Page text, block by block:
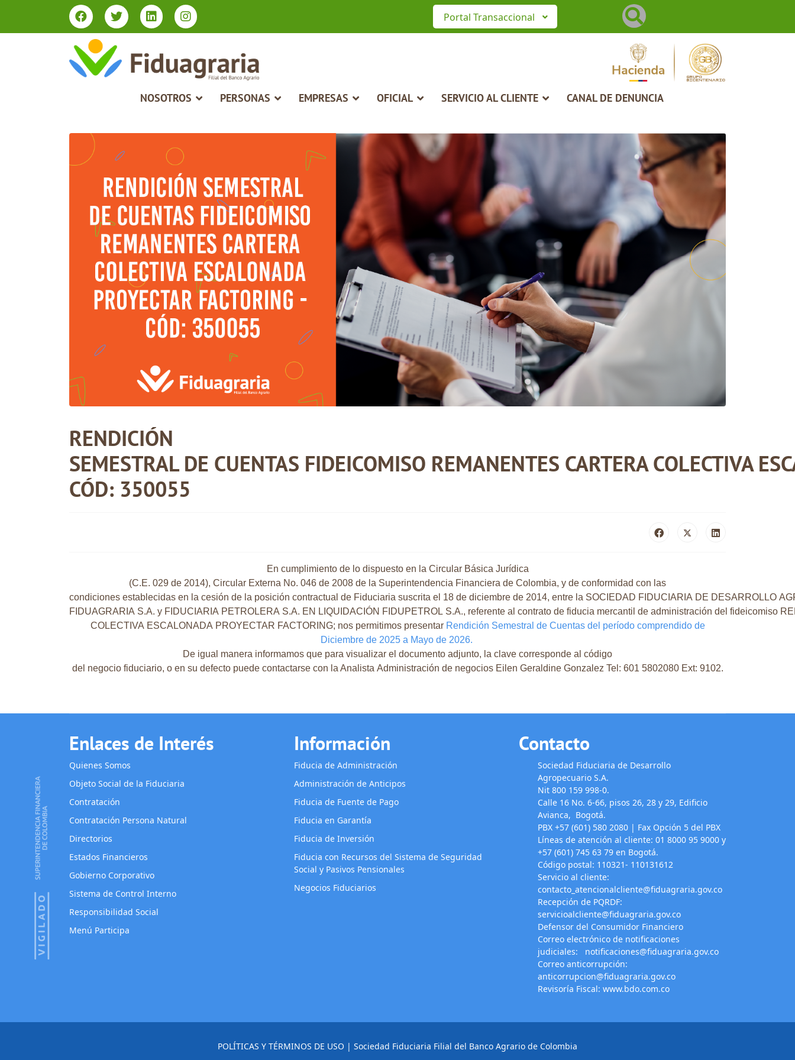
Buscar
Portal Transaccional
NOSOTROS PERSONAS EMPRESAS OFICIAL SERVICIO AL CLIENTE CANAL DE DENUNCIA
RENDICIÓN
SEMESTRAL DE CUENTAS FIDEICOMISO REMANENTES CARTERA COLECTIVA
CÓD: 350055
En cumplimiento de lo dispuesto en la Circular Básica Jurídica
(C.E. 029 de 2014), Circular Externa No. 046 de 2008 de la Superintendencia Financiera de Colombia, y de conformidad con las
condiciones establecidas en la cesión de la posición contractual de Fiduciaria suscrita el 18 de diciembre de 2014, entre la SOCIEDAD FIDUCIARIA DE DESARROLLO
FIDUAGRARIA S.A. y FIDUCIARIA PETROLERA S.A. EN LIQUIDACIÓN FIDUPETROL S.A., referente al contrato de fiducia mercantil de administración del fideicomiso
COLECTIVA ESCALONADA PROYECTAR FACTORING; nos permitimos presentar Rendición Semestral de Cuentas del período comprendido de
Diciembre de 2025 a Mayo de 2026.
De igual manera informamos que para visualizar el documento adjunto, la clave corresponde al código
del negocio fiduciario, o en su defecto puede contactarse con la Analista Administración de negocios Eilen Geraldine Gonzalez Tel: 601 5802080 Ext: 9102.
Enlaces de Interés
Quienes Somos
Objeto Social de la Fiduciaria
Contratación
Contratación Persona Natural
Directorios
Estados Financieros
Gobierno Corporativo
Sistema de Control Interno
Responsibilidad Social
Menú Participa
Información
Fiducia de Administración
Administración de Anticipos
Fiducia de Fuente de Pago
Fiducia en Garantía
Fiducia de Inversión
Fiducia con Recursos del Sistema de Seguridad
Social y Pasivos Pensionales
Negocios Fiduciarios
Contacto
Sociedad Fiduciaria de Desarrollo
Agropecuario S.A.
Nit 800 159 998-0.
Calle 16 No. 6-66, pisos 26, 28 y 29, Edificio
Avianca, Bogotá.
PBX +57 (601) 580 2080 | Fax Opción 5 del PBX
Líneas de atención al cliente: 01 8000 95 9000 y
+57 (601) 745 63 79 en Bogotá.
Código postal: 110321- 110131612
Servicio al cliente:
contacto_atencionalcliente@fiduagraria.gov.co
Recepción de PQRDF:
servicioalcliente@fiduagraria.gov.co
Defensor del Consumidor Financiero
Correo electrónico de notificaciones
judiciales: notificaciones@fiduagraria.gov.co
Correo anticorrupción:
anticorrupcion@fiduagraria.gov.co
Revisoría Fiscal: www.bdo.com.co
POLÍTICAS Y TÉRMINOS DE USO | Sociedad Fiduciaria Filial del Banco Agrario de Colombia